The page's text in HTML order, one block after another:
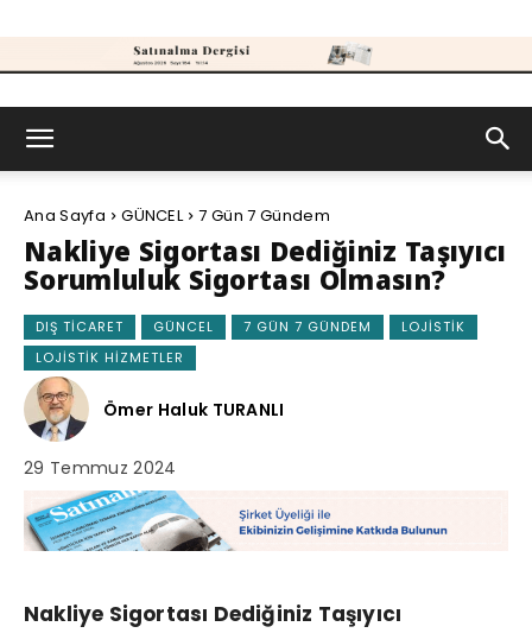
Ana Sayfa GÜNCEL 7 Gün 7 Gündem
Nakliye Sigortası Dediğiniz Taşıyıcı
Sorumluluk Sigortası Olmasın?
DIŞ TICARET GÜNCEL 7 GÜN 7 GÜNDEM
LOJISTIK
LOJISTIK HIZMETLER
Ömer Haluk TURANLI
29 Temmuz 2024
Nakliye Sigortası Dediğiniz Taşıyıcı